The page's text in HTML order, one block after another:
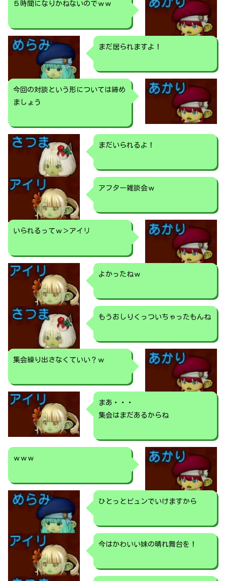
５時間になりかねないのでｗｗ
まだ居られますよ！
今回の対談という形については締め
ましょう
まだいられるよ！
アフター雑談会ｗ
いられるってｗ＞アイリ
よかったねｗ
もうおしりくっついちゃったもんね
集会繰り出さなくていい？ｗ
まあ・・・
集会はまだあるからね
ｗｗｗ
ひとっとビュンでいけますから
今はかわいい妹の晴れ舞台を！